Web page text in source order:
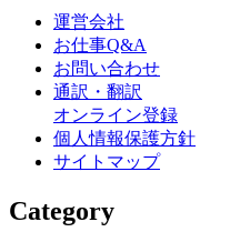
運営会社
お仕事Q&A
お問い合わせ
通訳・翻訳
オンライン登録
個人情報保護方針
サイトマップ
Category